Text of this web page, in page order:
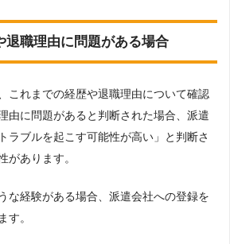
退職理由に問題がある場合
これまでの経歴や退職理由について確認
由に問題があると判断された場合、派遣
ラブルを起こす可能性が高い」と判断さ
があります。
な経験がある場合、派遣会社への登録を
す。